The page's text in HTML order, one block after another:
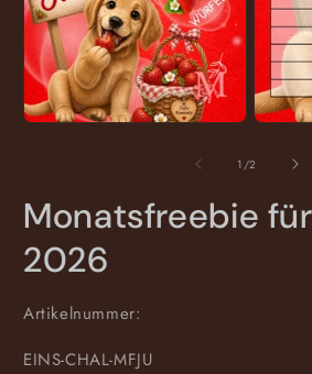
in
1 /von
2
Monatsfreebie
2026
Artikelnummer:
SKU:
EINS-CHAL-MFJU